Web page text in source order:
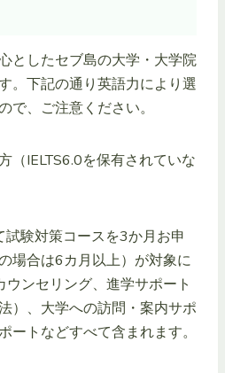
としたセブ島の大学・大学院
。下記の通り英語力により選
で、ご注意ください。
（IELTS6.0を保有されていな
験対策コースを3か月お申
場合は6カ月以上）が対象に
ンセリング、進学サポート
）、大学への訪問・案内サポ
ートなどすべて含まれます。